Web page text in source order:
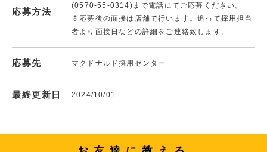
応募方法
(0570-55-0314)まで電話にてご応募ください。
※応募後の面接は店舗で行います。追って採用担当
者より面接日などの詳細をご連絡致します。
応募先 マクドナルド採用センター
最終更新日 2024/10/01